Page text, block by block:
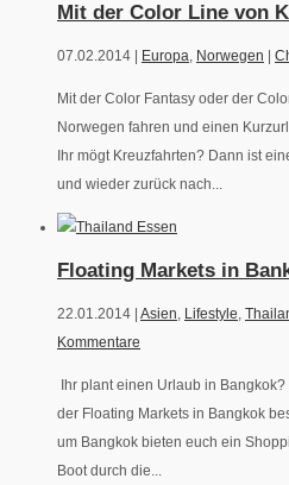
Mit der Color Line von
07.02.2014 | Europa, Norwegen
Mit der Color Fantasy oder der
Norwegen fahren und einen
Ihr mögt Kreuzfahrten? Dann ist
und wieder zurück nach...
Floating Markets in
22.01.2014 | Asien Lifestyle
Kommentare
Ihr plant einen Urlaub in
der Floating Markets in Bangkok
um Bangkok bieten euch ein
Boot durch die...